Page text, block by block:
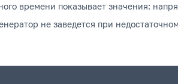
времени показывает значения:
не заведется при